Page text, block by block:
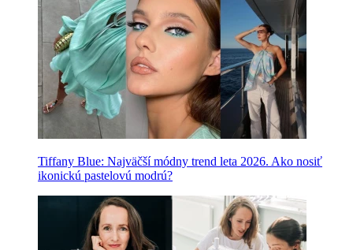
Tiffany Blue: Najväčší módny trend leta 2026. Ako nosiť
ikonickú pastelovú modrú?